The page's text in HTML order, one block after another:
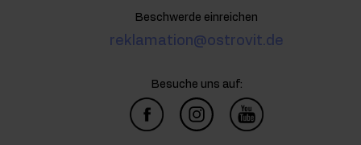
Beschwerde einreichen
reklamation@ostrovit.de
Besuche uns auf: